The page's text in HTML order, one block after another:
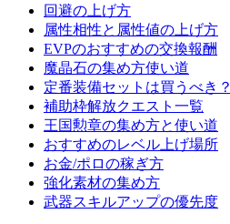
回避の上げ方
属性相性と属性値の上げ方
EVPのおすすめの交換報酬
魔晶石の集め方使い道
定番装備セットは買うべき？
補助枠解放クエスト一覧
王国勲章の集め方と使い道
おすすめのレベル上げ場所
お金/ポロの稼ぎ方
強化素材の集め方
武器スキルアップの優先度